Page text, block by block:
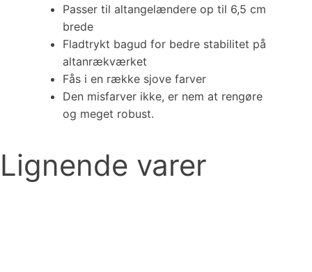
Passer til altangelændere op til 6,5 cm
brede
Fladtrykt bagud for bedre stabilitet på
altanrækværket
Fås i en række sjove farver
Den misfarver ikke, er nem at rengøre
og meget robust.
Lignende varer